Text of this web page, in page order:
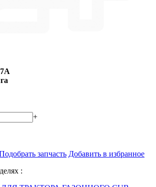
+
запчасть Добавить в избранное
: